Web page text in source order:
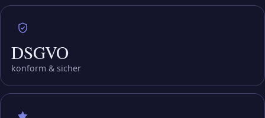
DSGVO
konform & sicher